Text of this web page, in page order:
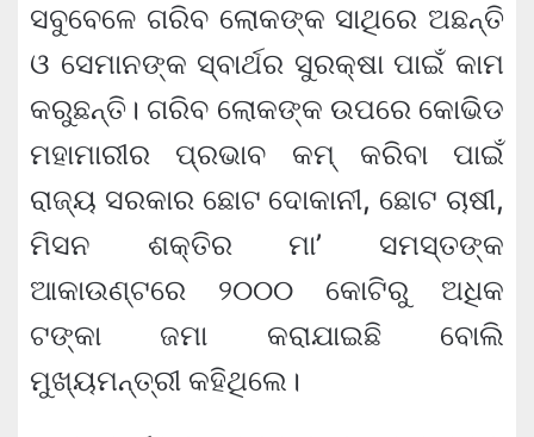
ସବୁବେଳେ ଗରିବ ଲୋକଙ୍କ ସାଥିରେ ଅଛନ୍ତି
ଓ ସେମାନଙ୍କ ସ୍ବାର୍ଥର ସୁରକ୍ଷା ପାଇଁ କାମ
କରୁଛନ୍ତି। ଗରିବ ଲୋକଙ୍କ ଉପରେ କୋଭିଡ
ମହାମାରୀର ପ୍ରଭାବ କମ୍ କରିବା ପାଇଁ
ରାଜ୍ୟ ସରକାର ଛୋଟ ଦୋକାନୀ, ଛୋଟ ଚାଷୀ,
ମିସନ ଶକ୍ତିର ମା’ ସମସ୍ତଙ୍କ
ଆକାଉଣ୍ଟରେ ୨୦୦୦ କୋଟିରୁ ଅଧିକ
ଟଙ୍କା ଜମା କରାଯାଇଛି ବୋଲି
ମୁଖ୍ୟମନ୍ତ୍ରୀ କହିଥିଲେ।